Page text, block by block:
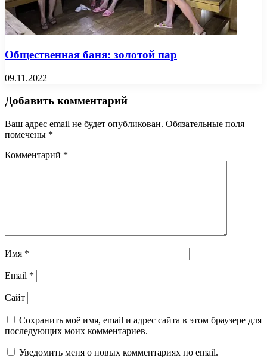
Общественная баня: золотой пар
09.11.2022
Добавить комментарий
Ваш адрес email не будет опубликован. Обязательные поля
помечены *
Комментарий *
Имя *
Email *
Сайт
Сохранить моё имя, email и адрес сайта в этом браузере для
последующих моих комментариев.
Уведомить меня о новых комментариях по email.